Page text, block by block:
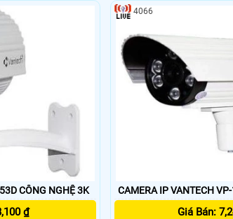
CAMERA IP VANTECH VP-153D CÔNG NGHỆ 3K
₫
CAMERA IP VANTECH
Giá Bán:
4066